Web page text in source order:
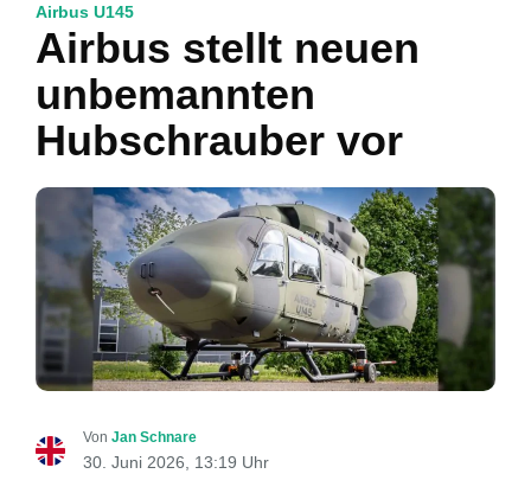
Airbus U145
Airbus stellt neuen
unbemannten
Hubschrauber vor
Von Jan Schnare
30. Juni 2026, 13:19 Uhr